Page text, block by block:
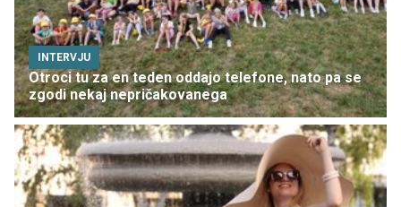
INTERVJU
Otroci tu za en teden oddajo telefone, nato pa se
zgodi nekaj nepričakovanega